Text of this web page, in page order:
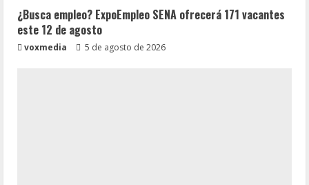
¿Busca empleo? ExpoEmpleo SENA ofrecerá 171 vacantes
este 12 de agosto
voxmedia 5 de agosto de 2026